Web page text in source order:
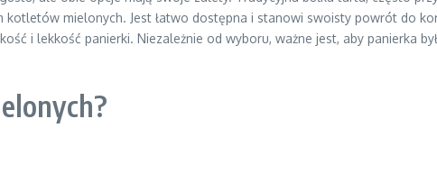
mielonych. Jest łatwo dostępna i stanowi swoisty powrót do
i lekkość panierki. Niezależnie od wyboru, ważne jest, aby panierka